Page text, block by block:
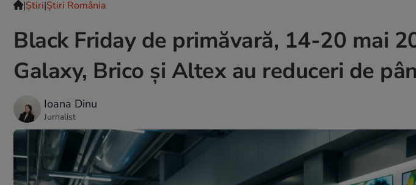
|Ştiri|Știri România
Black Friday de primăvară, 14-20 mai
Galaxy, Brico și Altex au reduceri de
Ioana Dinu
Jurnalist